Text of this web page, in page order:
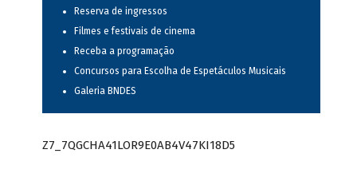
Reserva de ingressos
Filmes e festivais de cinema
Receba a programação
Concursos para Escolha de Espetáculos Musicais
Galeria BNDES
Z7_7QGCHA41LOR9E0AB4V47KI18D5